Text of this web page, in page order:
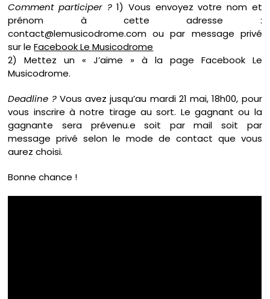
Comment participer ?1) Vous envoyez votre nom et
prénom à cette adresse :
contact@lemusicodrome.com ou par message privé
sur leFacebook Le Musicodrome
2) Mettez un « J’aime » à la page Facebook Le
Musicodrome.
Deadline ?Vous avez jusqu’au mardi 21 mai, 18h00, pour
vous inscrire à notre tirage au sort. Le gagnant ou la
gagnante sera prévenu.e soit par mail soit par
message privé selon le mode de contact que vous
aurez choisi.
Bonne chance !